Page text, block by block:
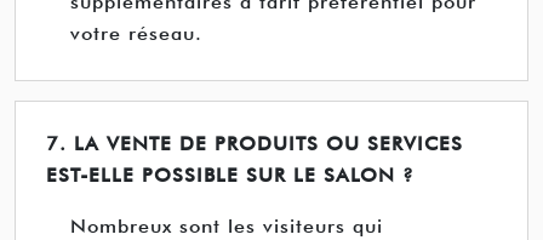
votre réseau.
7. LA VENTE DE PRODUITS OU SERVICES
EST-ELLE POSSIBLE SUR LE SALON ?
Nombreux sont les visiteurs qui